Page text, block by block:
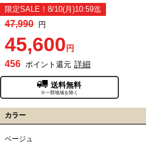
限定SALE！8/10(月)10:59迄
47,990 円
45,600 円
456 ポイント還元 詳細
送料無料
※一部地域を除く
カラー
ベージュ